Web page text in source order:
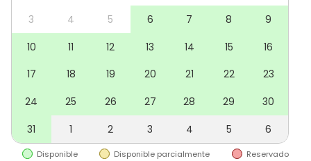
La masia tiene:
- 13 habitaciones dobles
- Sala polivalente de 180 m2
- Varias cocinas
- Varios comedores/salas interiores
- Jardines con diferentes espacios
- Piscina
3
4 5 6 7 8
9
10
11 12 13 14 15
16
17
18 19 20 21 22
23
24
25 26 27 28 29
30
31
1 2 3 4 5 6
Disponible Disponible parcialmente Reservado